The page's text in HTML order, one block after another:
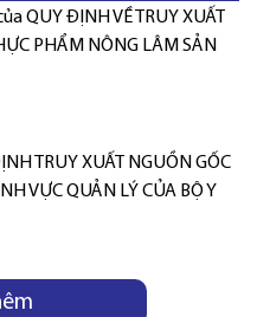
QUY ĐỊNH VỀ TRUY XUẤT
PHẨM NÔNG LÂM SẢN
TRUY XUẤT NGUỒN GỐC
VỰC QUẢN LÝ CỦA BỘ Y